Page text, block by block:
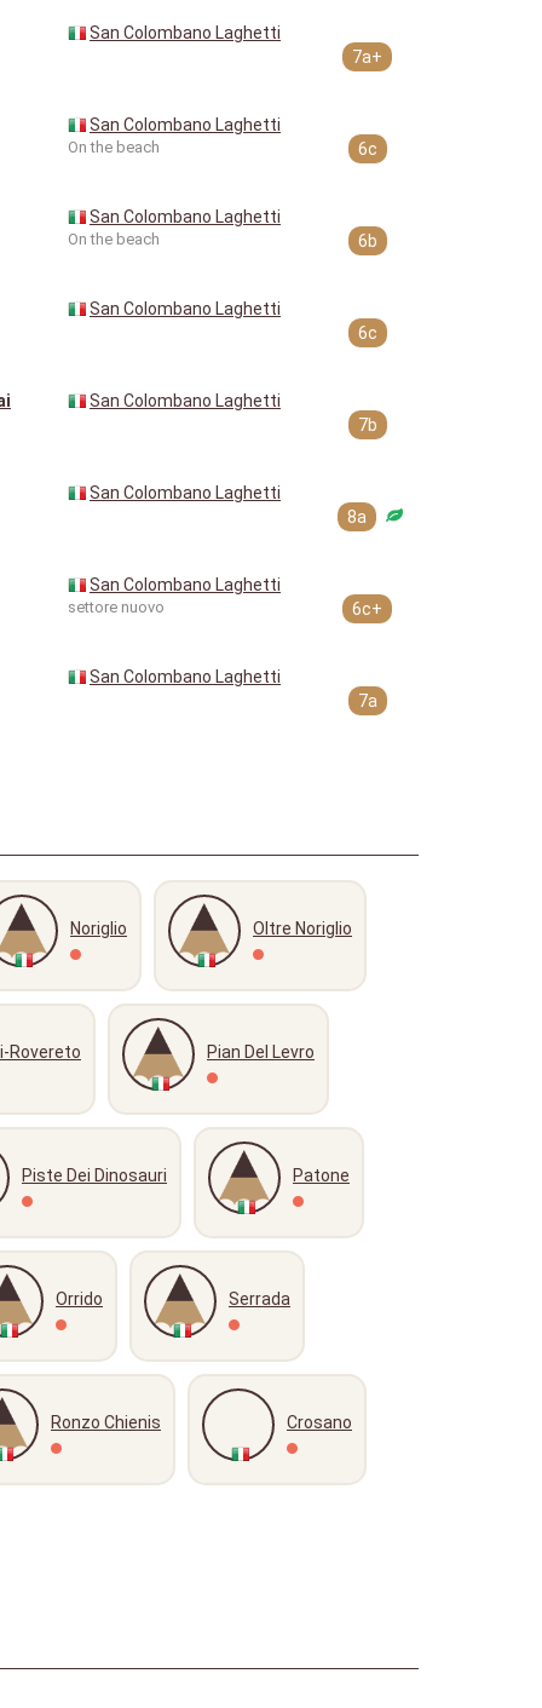
San Colombano Laghetti
7a+
San Colombano Laghetti
On the beach 6c
San Colombano Laghetti
On the beach 6b
San Colombano Laghetti
6c
San Colombano Laghetti
7b
San Colombano Laghetti
8a
San Colombano Laghetti
settore nuovo 6c+
San Colombano Laghetti
7a
Noriglio Oltre Noriglio
Rovereto Pian Del Levro
Piste Dei Dinosauri Patone
Orrido Serrada
Ronzo Chienis Crosano